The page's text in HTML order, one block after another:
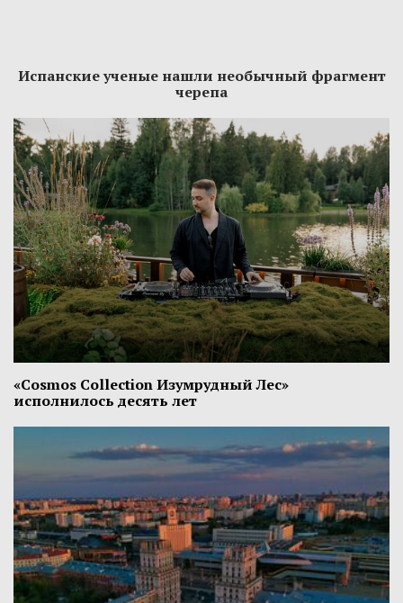
Испанские ученые нашли необычный фрагмент
черепа
«Cosmos Collection Изумрудный Лес»
исполнилось десять лет